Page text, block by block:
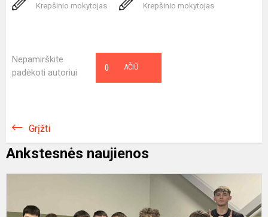
Krepšinio mokytojas
Krepšinio mokytojas
Nepamirškite
padėkoti autoriui
AČIŪ
0
Grįžti
Ankstesnės naujienos